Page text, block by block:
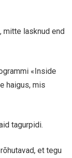
lasknud end
«Inside
haigus, mis
tagurpidi.
et tegu